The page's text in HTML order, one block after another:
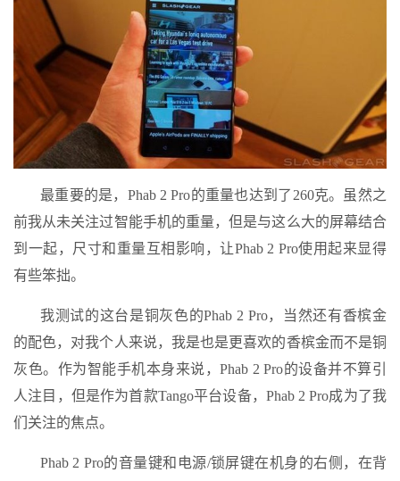
最重要的是，Phab 2 Pro的重量也达到了260克。虽然之
前我从未关注过智能手机的重量，但是与这么大的屏幕结合
到一起，尺寸和重量互相影响，让Phab 2 Pro使用起来显得
有些笨拙。
我测试的这台是铜灰色的Phab 2 Pro，当然还有香槟金
的配色，对我个人来说，我是也是更喜欢的香槟金而不是铜
灰色。作为智能手机本身来说，Phab 2 Pro的设备并不算引
人注目，但是作为首款Tango平台设备，Phab 2 Pro成为了我
们关注的焦点。
Phab 2 Pro的音量键和电源/锁屏键在机身的右侧，在背